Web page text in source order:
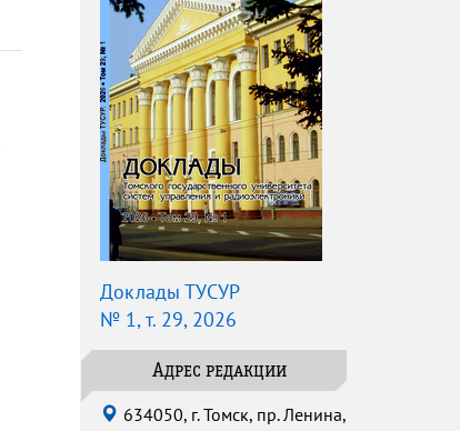
Доклады ТУСУР
№ 1, т. 29, 2026
Адрес редакции
634050, г. Томск, пр. Ленина,